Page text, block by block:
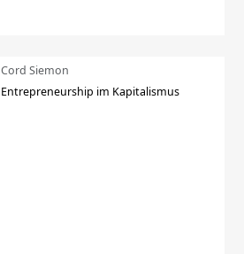
Cord Siemon
Entrepreneurship im Kapitalismus